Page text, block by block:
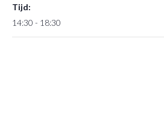
Tijd:
14:30 - 18:30